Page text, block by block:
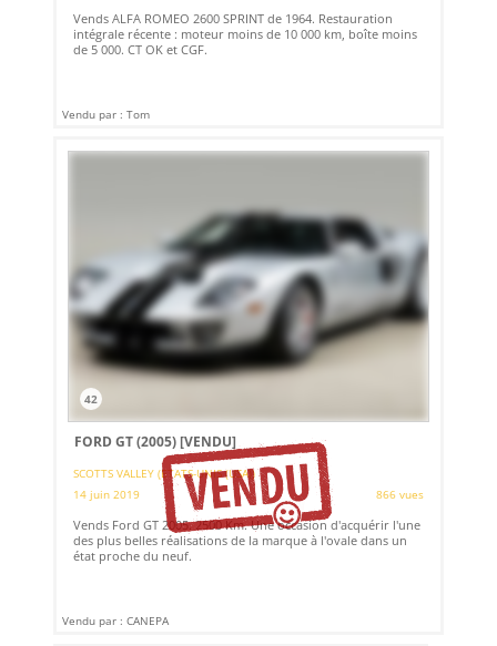
Vends ALFA ROMEO 2600 SPRINT de 1964. Restauration
intégrale récente : moteur moins de 10 000 km, boîte moins
de 5 000. CT OK et CGF.
Vendu par : Tom
42
FORD GT (2005)[VENDU]
SCOTTS VALLEY (ETATS-UNIS (USA))
14 juin 2019
866 vues
Vends Ford GT 2005. 2500 Km. Une occasion d'acquérir l'une
des plus belles réalisations de la marque à l'ovale dans un
état proche du neuf.
Vendu par : CANEPA